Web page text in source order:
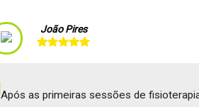
João Pires
Após as primeiras sessões de